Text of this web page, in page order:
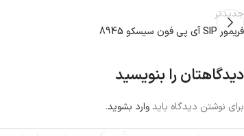
جدیدتر
فریمور SIP آی پی فون سیسکو 8945
دیدگاهتان را بنویسید
برای نوشتن دیدگاه بایدوارد بشوید.